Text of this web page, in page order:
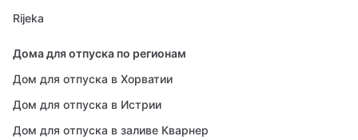
Rijeka
Дома для отпуска по регионам
Дом для отпуска в Хорватии
Дом для отпуска в Истрии
Дом для отпуска в заливе Кварнер